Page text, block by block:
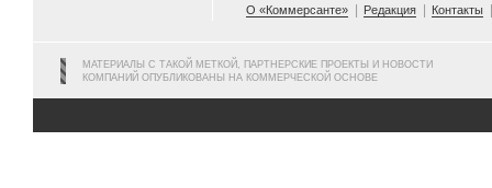
О «Коммерсанте»
Редакция Контакты
МАТЕРИАЛЫ С ТАКОЙ МЕТКОЙ, ПАРТНЕРСКИЕ ПРОЕКТЫ И НОВОСТИ
КОМПАНИЙ ОПУБЛИКОВАНЫ НА КОММЕРЧЕСКОЙ ОСНОВЕ